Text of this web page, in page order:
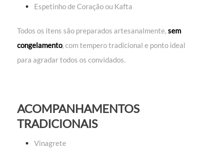
Espetinho de Coração ou Kafta
Todos os itens são preparados artesanalmente, sem
congelamento, com tempero tradicional e ponto ideal
para agradar todos os convidados.
ACOMPANHAMENTOS
TRADICIONAIS
Vinagrete